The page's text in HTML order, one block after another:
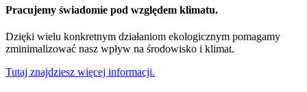
Pracujemy świadomie pod względem klimatu.
Dzięki wielu konkretnym działaniom ekologicznym pomagamy
zminimalizować nasz wpływ na środowisko i klimat.
Tutaj znajdziesz więcej informacji.